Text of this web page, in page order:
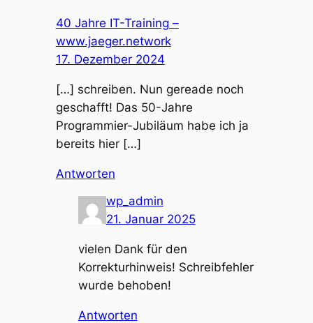
40 Jahre IT-Training –
www.jaeger.network
17. Dezember 2024
[…] schreiben. Nun gereade noch
geschafft! Das 50-Jahre
Programmier-Jubiläum habe ich ja
bereits hier […]
Antworten
wp_admin
21. Januar 2025
vielen Dank für den
Korrekturhinweis! Schreibfehler
wurde behoben!
Antworten